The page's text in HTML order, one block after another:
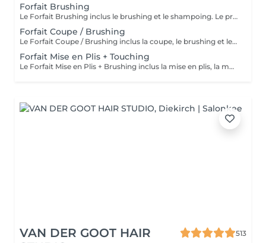
Forfait Brushing
Le Forfait Brushing inclus le brushing et le shampoing. Le prix pourra varier en fonction de la longueur des cheveux. Pour tout renseignement complémentaire, n'hésitez pas à nous appeler.
Forfait Coupe / Brushing
Le Forfait Coupe / Brushing inclus la coupe, le brushing et le shampoing. Le prix pourra varier en fonction de la longueur des cheveux. Pour tout renseignement complémentaire, n'hésitez pas à nous appeler.
Forfait Mise en Plis + Touching
Le Forfait Mise en Plis + Brushing inclus la mise en plis, la mousse et le shampoing. Le prix pourra varier en fonction de la longueur des cheveux. Pour tout renseignement complémentaire, n'hésitez pas à nous appeler.
VAN DER GOOT HAIR
513